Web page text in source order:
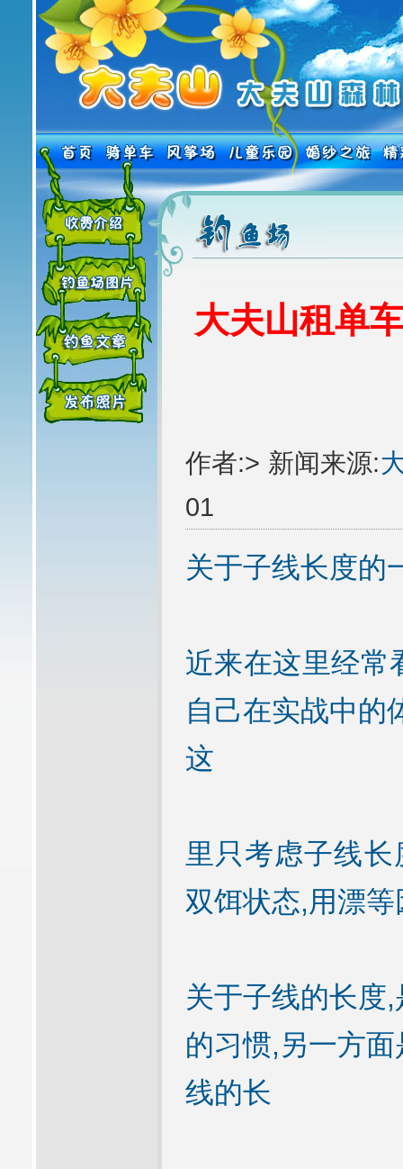
大夫山租单
作者:> 新闻来源:
01
关于子线长度的
近来在这里经常
自己在实战中的
这
里只考虑子线
双饵状态,用漂等
关于子线的长度
的习惯,另一方
线的长